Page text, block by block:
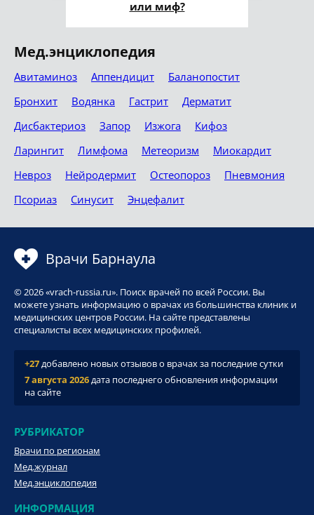
или миф?
Мед.энциклопедия
Авитаминоз Аппендицит
Баланопостит
Бронхит
Водянка Гастрит
Дерматит
Дисбактериоз
Запор Изжога
Кифоз
Ларингит
Лимфома Метеоризм
Миокардит
Невроз
Нейродермит Остеопороз
Пневмония
Псориаз
Синусит Энцефалит
Врачи Барнаула
© 2026 «vrach-russia.ru». Поиск врачей по всей России. Вы
можете узнать информацию о врачах из большинства клиник и
медицинских центров России. На сайте представлены
специалисты всех медицинских профилей.
+27добавлено новых отзывов о врачах за последние сутки
7 августа 2026дата последнего обновления информации
на сайте
РУБРИКАТОР
Врачи по регионам
Мед.журнал
Мед.энциклопедия
ИНФОРМАЦИЯ